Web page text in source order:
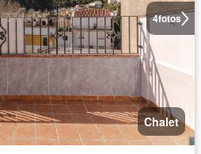
4fotos
Chalet